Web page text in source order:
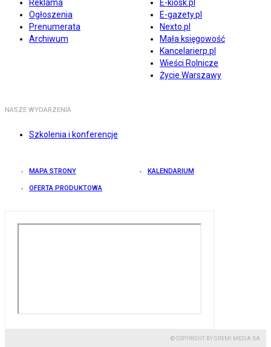
Reklama
Ogłoszenia
Prenumerata
Archiwum
E-kiosk.pl
E-gazety.pl
Nexto.pl
Mała księgowość
Kancelarierp.pl
Wieści Rolnicze
Życie Warszawy
NASZE WYDARZENIA
Szkolenia i konferencje
MAPA STRONY KALENDARIUM
OFERTA PRODUKTOWA
© COPYRIGHT BY GREMI MEDIA SA